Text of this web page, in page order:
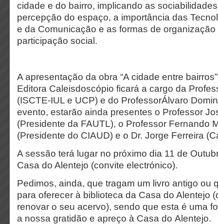
cidade e do bairro, implicando as
percepção do espaço, a importância das
e da Comunicação e as formas de organização
participação social.
A apresentação da obra “A cidade entre
Editora Caleisdoscópio ficará a cargo da
(ISCTE-IUL e UCP) e do ProfessorÁlvaro
evento, estarão ainda presentes o Professor
(Presidente da FAUTL), o Professor Fernando
(Presidente do CIAUD) e o Dr. Jorge Ferreira
A sessão terá lugar no próximo dia 11 de
Casa do Alentejo (convite electrónico).
Pedimos, ainda, que tragam um livro antigo ou
para oferecer à biblioteca da Casa do Alentejo
renovar o seu acervo), sendo que esta é uma
a nossa gratidão e apreço à Casa do Alentejo.